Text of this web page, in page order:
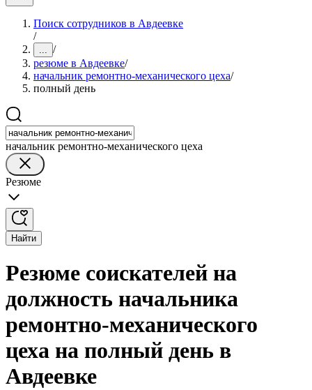
Поиск сотрудников в Авдеевке
/
... /
резюме в Авдеевке/
начальник ремонтно-механического цеха/
полный день
начальник ремонтно-механического цеха
Резюме
Найти
Резюме соискателей на
должность начальника
ремонтно-механического
цеха на полный день в
Авдеевке